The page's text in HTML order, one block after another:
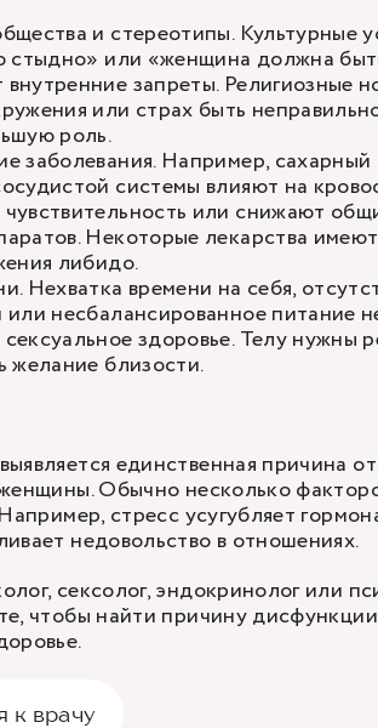
и стереотипы. Культурные
стыдно» или «женщина должна
запреты. Религиозные
или страх быть
роль.
заболевания. Например,
системы влияют на
или снижают
Некоторые лекарства
либидо.
Нехватка времени на себя,
или несбалансированное питание
здоровье. Телу нужны
желание близости.
единственная причина
Обычно несколько
стресс усугубляет
недовольство в отношениях.
сексолог, эндокринолог или
чтобы найти причину
к врачу